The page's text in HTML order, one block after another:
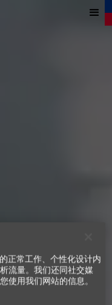
正常工作、个性化设计内
流量。我们还同社交媒
使用我们网站的信息。